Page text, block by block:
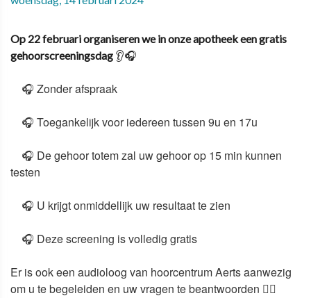
Op 22 februari organiseren we in onze apotheek een gratis
gehoorscreeningsdag 👂🎧
🎧 Zonder afspraak
🎧 Toegankelijk voor iedereen tussen 9u en 17u
🎧 Degehoor totemzal uw gehoor op 15 min kunnen
testen
🎧 U krijgtonmiddellijk uw resultaatte zien
🎧 Deze screening is volledig gratis
Er is ook een audioloog van hoorcentrum Aerts aanwezig
om u te begeleiden en uw vragen te beantwoorden 🧍‍♀️